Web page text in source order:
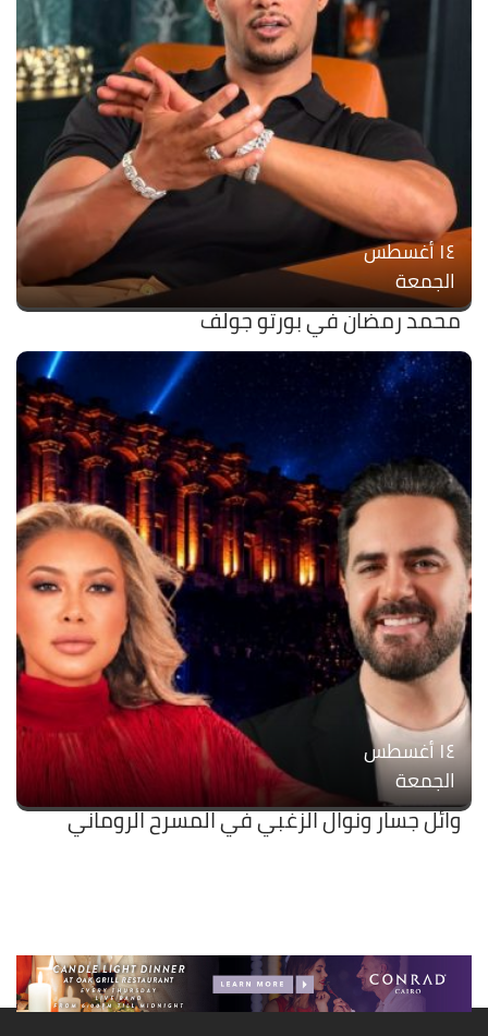
۱٤ أغسطس
الجمعة
محمد رمضان في بورتو جولف
۱٤ أغسطس
الجمعة
وائل جسار ونوال الزغبي في المسرح الروماني